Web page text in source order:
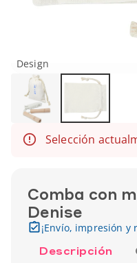
Design
Selección
Comba con
Denise
¡Envío, impresión
Descripción